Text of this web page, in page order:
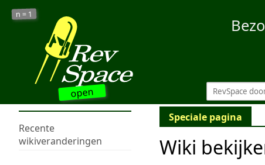
open
n = 1
Recente
wikiveranderingen
Speciale pagina
Wiki